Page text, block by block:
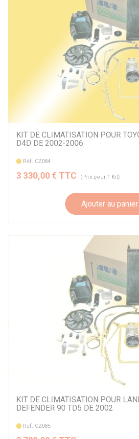
KIT DE CLIMATISATION POUR
D4D DE 2002-2006
Réf. CZ084
3 330,00 € TTC (Prix pour 1 Kit)
Ajouter au panier
KIT DE CLIMATISATION POUR
DEFENDER 90 TD5 DE 2002
Réf. CZ085